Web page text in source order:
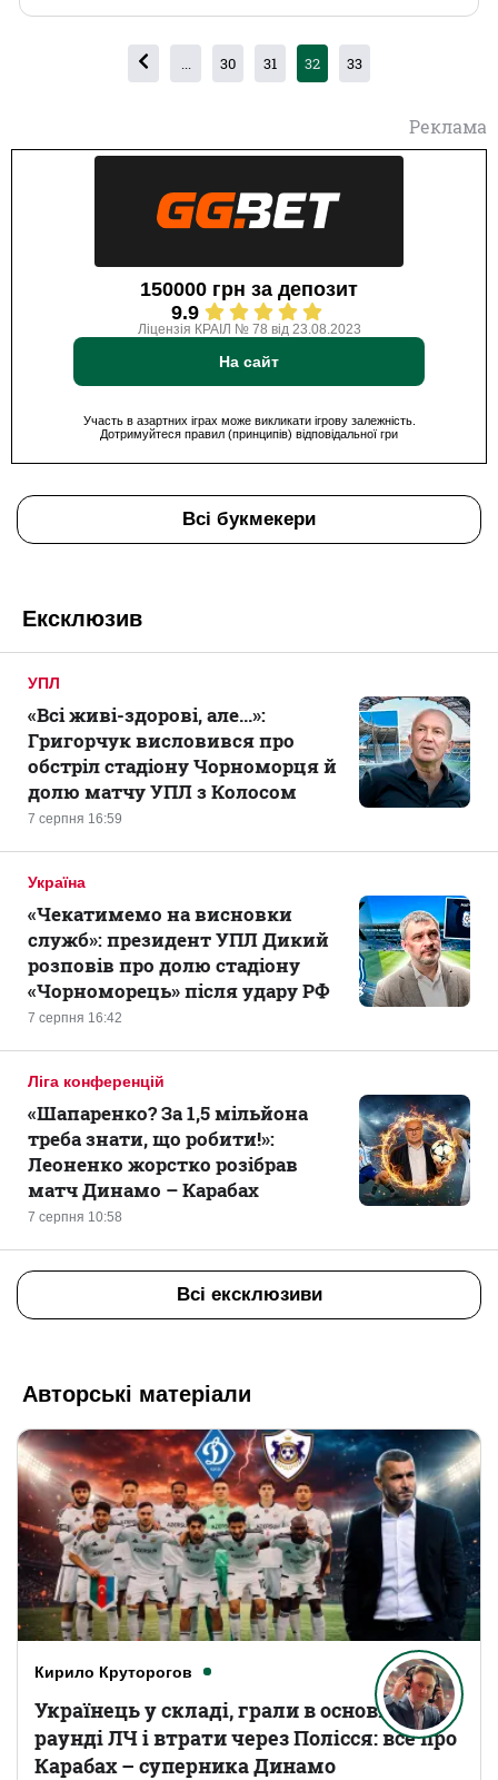
... 30 31 32 33
Реклама
150000 грн за депозит
9.9
Ліцензія КРАІЛ № 78 від 23.08.2023
На сайт
Участь в азартних іграх може викликати ігрову залежність.
Дотримуйтеся правил (принципів) відповідальної гри
Всі букмекери
Ексклюзив
УПЛ
7 серпня 16:59
«Всі живі-здорові, але...»:
Григорчук висловився про
обстріл стадіону Чорноморця й
долю матчу УПЛ з Колосом
Україна
7 серпня 16:42
«Чекатимемо на висновки
служб»: президент УПЛ Дикий
розповів про долю стадіону
«Чорноморець» після удару РФ
Ліга конференцій
7 серпня 10:58
«Шапаренко? За 1,5 мільйона
треба знати, що робити!»:
Леоненко жорстко розібрав
матч Динамо – Карабах
Всі ексклюзиви
Авторські матеріали
Кирило Круторогов
Українець у складі, грали в основному
раунді ЛЧ і втрати через Полісся: все про
Карабах – суперника Динамо